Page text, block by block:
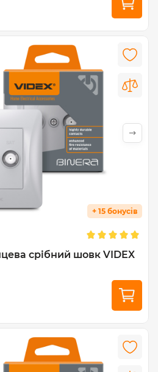
+ 15 бонусів
срібний шовк VIDEX